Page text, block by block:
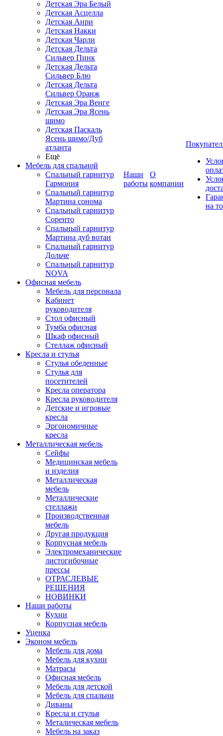
Детская Эра Белый
Детская Асцелла
Детская Анри
Детская Накки
Детская Чарли
Детская Дельта
Сильвер Пинк
Детская Дельта
Сильвер Блю
Детская Дельта
Сильвер Оранж
Детская Эра Венге
Детская Эра Ясень
шимо
Детская Паскаль
Ясень шимо/Дуб
атланта
Ещё
Мебель для спальной
Спальный гарнитур
Гармония
Спальный гарнитур
Мартина сонома
Спальный гарнитур
Соренто
Спальный гарнитур
Мартина дуб вотан
Спальный гарнитур
Дольче
Спальный гарнитур
NOVA
Офисная мебель
Мебель для персонала
Кабинет
руководителя
Стол офисный
Тумба офисная
Шкаф офисный
Стеллаж офисный
Кресла и стулья
Стулья обеденные
Стулья для
посетителей
Кресла оператора
Кресла руководителя
Детские и игровые
кресла
Эргономичные
кресла
Металлическая мебель
Сейфы
Медицинская мебель
и изделия
Металлическая
мебель
Металлические
стеллажи
Производственная
мебель
Другая продукция
Корпусная мебель
Электромеханические
листогибочные
прессы
ОТРАСЛЕВЫЕ
РЕШЕНИЯ
НОВИНКИ
Наши работы
Кухни
Корпусная мебель
Уценка
Эконом мебель
Мебель для дома
Мебель для кухни
Матрасы
Офисная мебель
Мебель для детской
Мебель для спальни
Диваны
Кресла и стулья
Металическая мебель
Мебель на заказ
Наши
работы
О
компании
на